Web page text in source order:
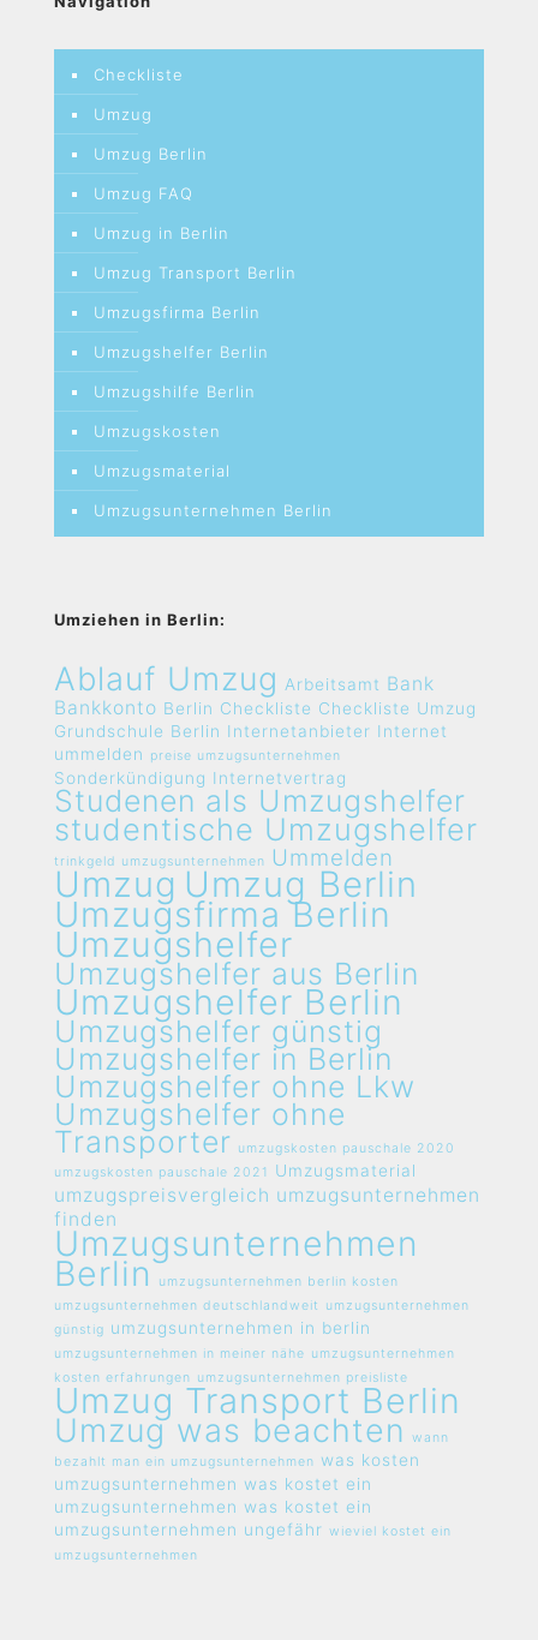
Checkliste
Umzug
Umzug Berlin
Umzug FAQ
Umzug in Berlin
Umzug Transport Berlin
Umzugsfirma Berlin
Umzugshelfer Berlin
Umzugshilfe Berlin
Umzugskosten
Umzugsmaterial
Umzugsunternehmen Berlin
Umziehen in Berlin:
Ablauf Umzug Arbeitsamt Bank
Bankkonto Berlin Checkliste Checkliste Umzug
Grundschule Berlin Internetanbieter Internet
ummelden
preise umzugsunternehmen
Sonderkündigung Internetvertrag
Studenen als Umzugshelfer
studentische Umzugshelfer
trinkgeld umzugsunternehmen Ummelden
Umzug Umzug Berlin
Umzugsfirma Berlin
Umzugshelfer
Umzugshelfer aus Berlin
Umzugshelfer Berlin
Umzugshelfer günstig
Umzugshelfer in Berlin
Umzugshelfer ohne Lkw
Umzugshelfer ohne
Transporter umzugskosten pauschale 2020
umzugskosten pauschale 2021
Umzugsmaterial
umzugspreisvergleich umzugsunternehmen
finden
Umzugsunternehmen
Berlin
umzugsunternehmen berlin kosten
umzugsunternehmen deutschlandweit
umzugsunternehmen
günstig umzugsunternehmen in berlin
umzugsunternehmen in meiner nähe umzugsunternehmen
kosten erfahrungen umzugsunternehmen preisliste
Umzug Transport Berlin
Umzug was beachten
wann
bezahlt man ein umzugsunternehmen was kosten
umzugsunternehmen was kostet ein
umzugsunternehmen was kostet ein
umzugsunternehmen ungefähr wieviel kostet ein
umzugsunternehmen